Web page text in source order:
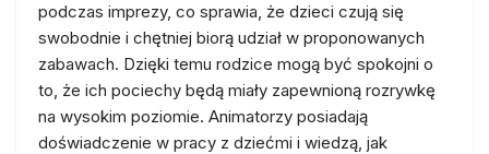
podczas imprezy, co sprawia, że dzieci czują się
swobodnie i chętniej biorą udział w proponowanych
zabawach. Dzięki temu rodzice mogą być spokojni o
to, że ich pociechy będą miały zapewnioną rozrywkę
na wysokim poziomie. Animatorzy posiadają
doświadczenie w pracy z dziećmi i wiedzą, jak